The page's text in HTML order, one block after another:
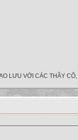
LƯU VỚI CÁC THẦY